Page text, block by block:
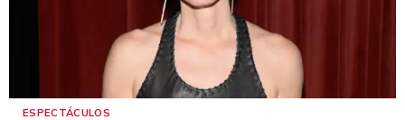
ESPECTÁCULOS